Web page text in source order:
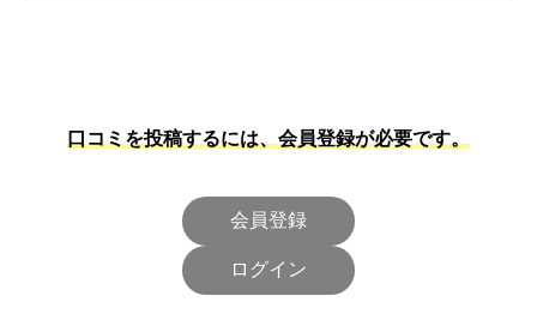
口コミを投稿するには、会員登録が必要です。
会員登録
ログイン